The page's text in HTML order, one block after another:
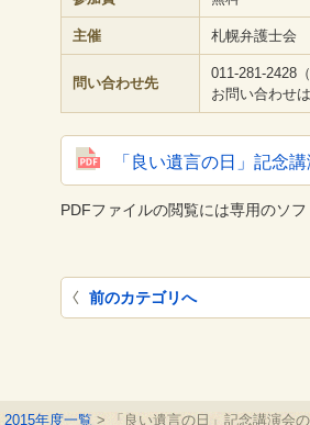
主催 札幌弁護士会
問い合わせ先
011-281-2428
お問い合わせ
「良い遺言の日」記念
PDFファイルの閲覧には専用のソフ
前のカテゴリへ
2015年度一覧 「良い遺言の日」記念講演会